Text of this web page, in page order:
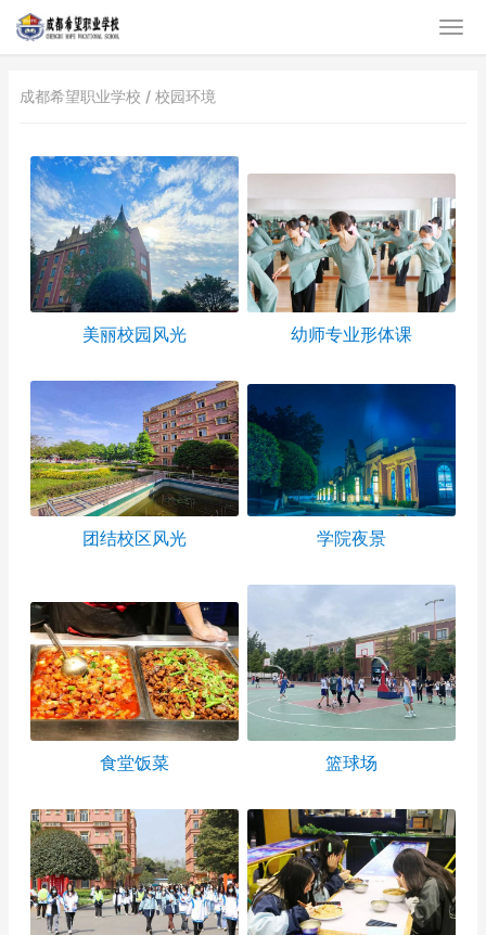
成都希望职业学校 / 校园环境
美丽校园风光 幼师专业形体课
团结校区风光 学院夜景
食堂饭菜 篮球场